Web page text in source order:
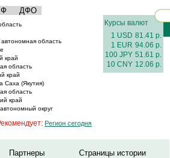
ДФО
автономная область
край
область
край
Саха (Якутия)
область
край
округ
Курсы валют
1 USD 81.41 р.
1 EUR 94.06 р.
100 JPY 51.61 р.
10 CNY 12.06 р.
Регион сегодня
Партнеры
Страницы истории